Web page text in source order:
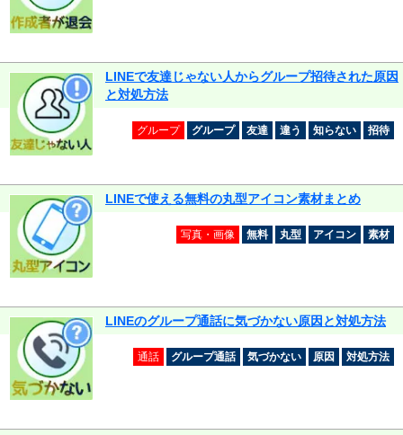
LINEで友達じゃない人からグループ招待された原因
と対処方法
グループ グループ 友達 違う 知らない 招待
LINEで使える無料の丸型アイコン素材まとめ
写真・画像 無料 丸型 アイコン 素材
LINEのグループ通話に気づかない原因と対処方法
通話 グループ通話 気づかない 原因 対処方法